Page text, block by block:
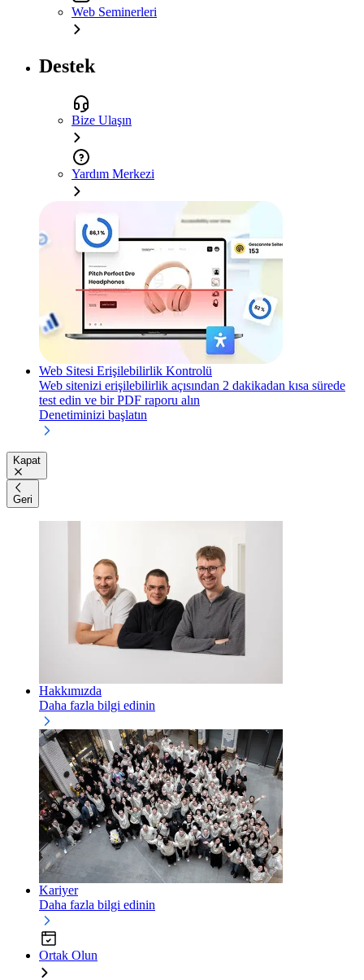
Web Seminerleri
Destek
Bize Ulaşın
Yardım Merkezi
Web Sitesi Erişilebilirlik Kontrolü
Web sitenizi erişilebilirlik açısından 2 dakikadan kısa sürede
test edin ve bir PDF raporu alın
Denetiminizi başlatın
Kapat
Geri
Hakkımızda
Daha fazla bilgi edinin
Kariyer
Daha fazla bilgi edinin
Ortak Olun